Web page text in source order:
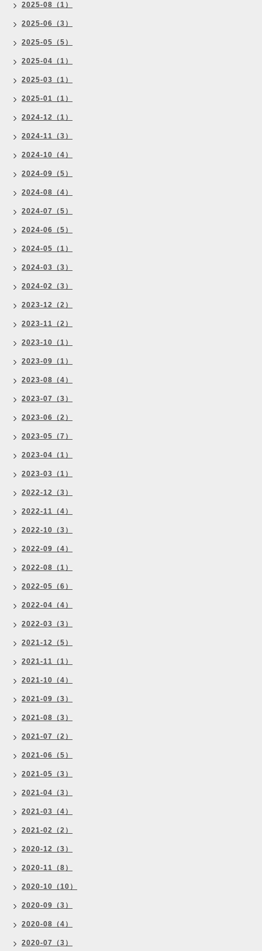
2025-08（1）
2025-06（3）
2025-05（5）
2025-04（1）
2025-03（1）
2025-01（1）
2024-12（1）
2024-11（3）
2024-10（4）
2024-09（5）
2024-08（4）
2024-07（5）
2024-06（5）
2024-05（1）
2024-03（3）
2024-02（3）
2023-12（2）
2023-11（2）
2023-10（1）
2023-09（1）
2023-08（4）
2023-07（3）
2023-06（2）
2023-05（7）
2023-04（1）
2023-03（1）
2022-12（3）
2022-11（4）
2022-10（3）
2022-09（4）
2022-08（1）
2022-05（6）
2022-04（4）
2022-03（3）
2021-12（5）
2021-11（1）
2021-10（4）
2021-09（3）
2021-08（3）
2021-07（2）
2021-06（5）
2021-05（3）
2021-04（3）
2021-03（4）
2021-02（2）
2020-12（3）
2020-11（8）
2020-10（10）
2020-09（3）
2020-08（4）
2020-07（3）